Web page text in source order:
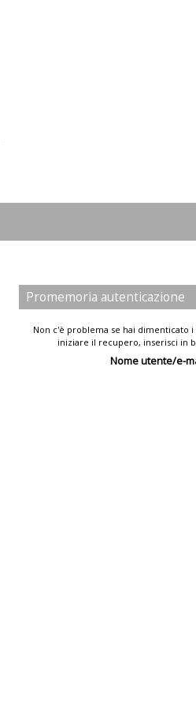
Promemoria autenticazione
Non c'è problema se hai dimenticato
iniziare il recupero, inserisci in
Nome utente/e-